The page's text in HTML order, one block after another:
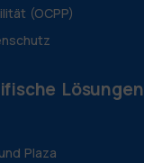
(OCPP)
Lösungen
Plaza